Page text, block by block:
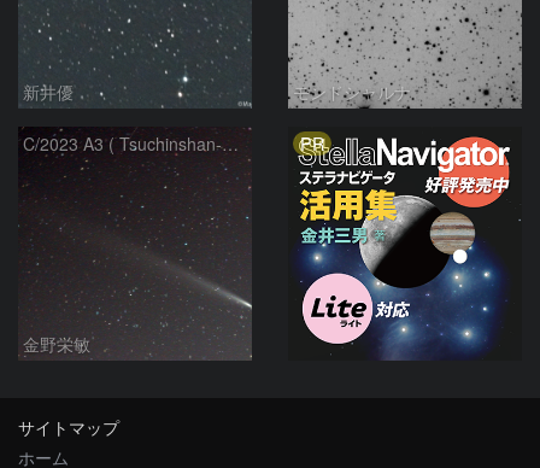
新井優 モンドシャルナ
C/2023 A3 ( Tsuchinshan-ATLAS )
金野栄敏
PR
サイトマップ
ホーム